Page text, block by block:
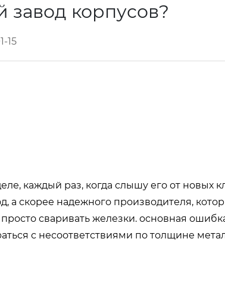
завод корпусов?
15
каждый раз, когда слышу его от новых
а скорее надежного производителя,
сваривать железки. основная
с несоответствиями по толщине